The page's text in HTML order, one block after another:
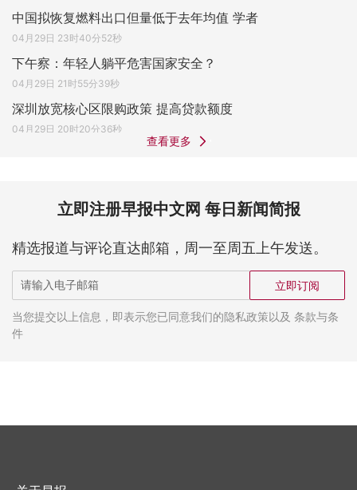
中国拟恢复燃料出口但量低于去年均值 学者
04月29日 23时40分52秒
下午察：年轻人躺平危害国家安全？
04月29日 21时55分39秒
深圳放宽核心区限购政策 提高贷款额度
04月29日 20时20分36秒
查看更多
立即注册早报中文网 每日新闻简报
精选报道与评论直达邮箱，周一至周五上午发送。
立即订阅
当您提交以上信息，即表示您已同意我们的隐私政策以及 条款与条
件